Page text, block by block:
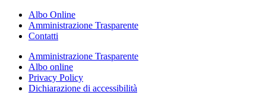
Albo Online
Amministrazione Trasparente
Contatti
Amministrazione Trasparente
Albo online
Privacy Policy
Dichiarazione di accessibilità